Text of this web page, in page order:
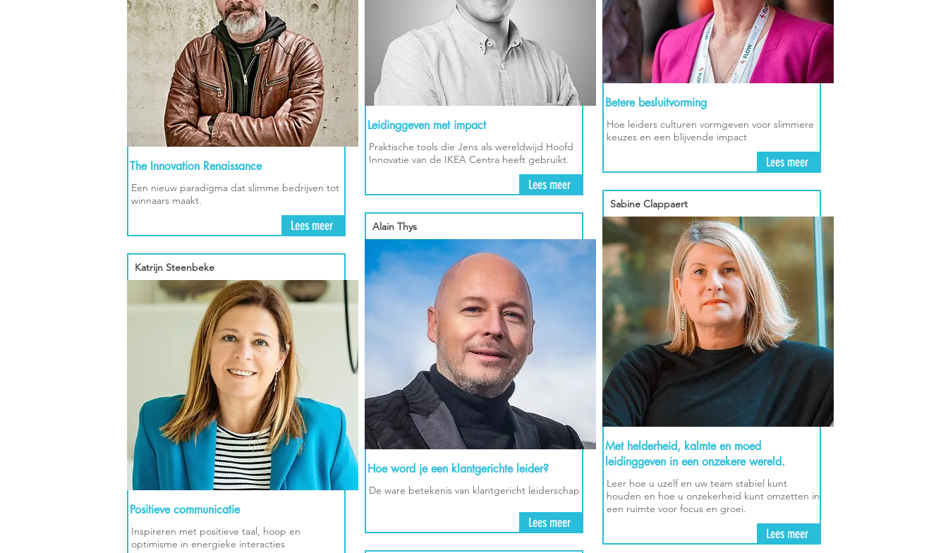
The Innovation Renaissance
Een nieuw paradigma dat slimme bedrijven tot
winnaars maakt.
Lees meer
Katrijn Steenbeke
Positieve communicatie
Inspireren met positieve taal, hoop en
optimisme in energieke interacties
Leidinggeven met impact
Praktische tools die Jens als wereldwijd Hoofd
Innovatie van de IKEA Centra heeft gebruikt.
Lees meer
Alain Thys
Hoe word je een klantgerichte leider?
De ware betekenis van klantgericht leiderschap
Lees meer
Betere besluitvorming
Hoe leiders culturen vormgeven voor slimmere
keuzes en een blijvende impact
Lees meer
Sabine Clappaert
Met helderheid, kalmte en moed
leidinggeven in een onzekere wereld.
Leer hoe u uzelf en uw team stabiel kunt
houden en hoe u onzekerheid kunt omzetten in
een ruimte voor focus en groei.
Lees meer